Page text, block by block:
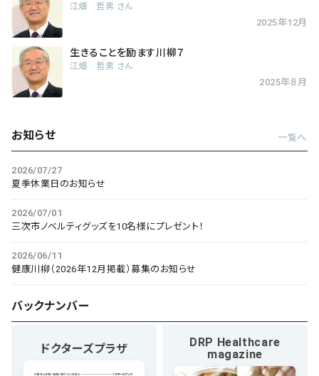
江畑 哲男 さん
2025年12月
生きることを励ます川柳７
江畑 哲男 さん
2025年８月
お知らせ 一覧へ
2026/07/27
夏季休業日のお知らせ
2026/07/01
三次市ノベルティグッズを10名様にプレゼント！
2026/06/11
健康川柳（2026年12月掲載）募集のお知らせ
バックナンバー
ドクターズプラザ
DRP Healthcare
magazine